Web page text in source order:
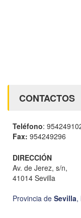
CONTACTOS
Teléfono:
Fax: 954249296
DIRECCIÓN
Av. de Jerez, s/n,
41014 Sevilla
Provincia de Sevilla,